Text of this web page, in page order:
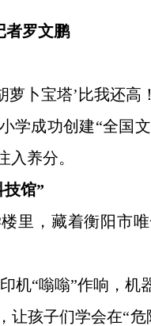
者罗文鹏
萝卜宝塔’比我还
学成功创建“全国
入养分。
技馆”
里，藏着衡阳市
机“嗡嗡”作响，
让孩子们学会在“